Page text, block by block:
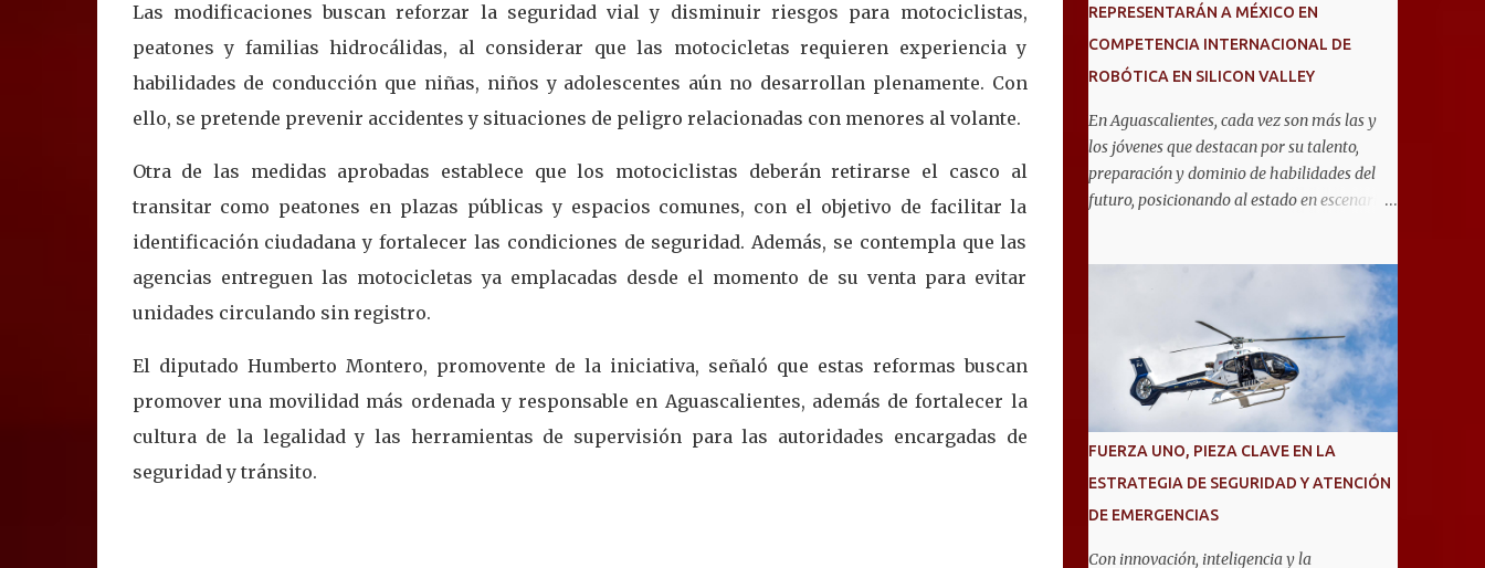
Las modificaciones buscan reforzar la seguridad vial y disminuir riesgos para motociclistas,
peatones y familias hidrocálidas, al considerar que las motocicletas requieren experiencia y
habilidades de conducción que niñas, niños y adolescentes aún no desarrollan plenamente. Con
ello, se pretende prevenir accidentes y situaciones de peligro relacionadas con menores al volante.
Otra de las medidas aprobadas establece que los motociclistas deberán retirarse el casco al
transitar como peatones en plazas públicas y espacios comunes, con el objetivo de facilitar la
identificación ciudadana y fortalecer las condiciones de seguridad. Además, se contempla que las
agencias entreguen las motocicletas ya emplacadas desde el momento de su venta para evitar
unidades circulando sin registro.
El diputado Humberto Montero, promovente de la iniciativa, señaló que estas reformas buscan
promover una movilidad más ordenada y responsable en Aguascalientes, además de fortalecer la
cultura de la legalidad y las herramientas de supervisión para las autoridades encargadas de
seguridad y tránsito.
REPRESENTARÁN A MÉXICO EN
COMPETENCIA INTERNACIONAL DE
ROBÓTICA EN SILICON VALLEY
En Aguascalientes, cada vez son más las y
los jóvenes que destacan por su talento,
preparación y dominio de habilidades del
futuro, posicionando al estado en escenarios
General No. 6, que clasificó a la competencia
internacional RoboRAVE 2026, a realizarse
en julio en Silicon Valley, California, donde
competirán con jóvenes de todo el mundo. Su
pase lo obtuvieron en RoboRAVE México
2025, en Puerto Vallarta, tras destacar por su
precisión, creatividad y habilidades en
programación, diseño de prototipos y
trabajo en equipo. Divididos en cinco
equipos, participarán en la categoría Fast
FUERZA UNO, PIEZA CLAVE EN LA
ESTRATEGIA DE SEGURIDAD Y ATENCIÓN
DE EMERGENCIAS
Con innovación, inteligencia y la